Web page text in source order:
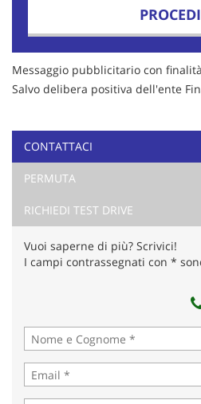
PROCEDI
Contattaci
Ho letto e accetto
Acconsento al trattamento dei
marketing
Messaggio pubblicitario con
Salvo delibera positiva dell'ente
CONTATTACI
PERMUTA
RICHIEDI TEST DRIVE
Vuoi saperne di più? Scrivici!
I campi contrassegnati con *